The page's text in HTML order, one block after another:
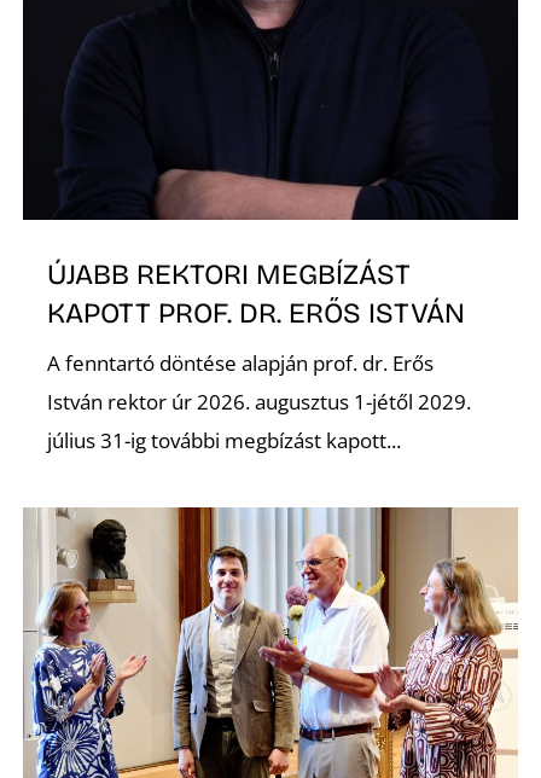
ÚJABB REKTORI MEGBÍZÁST
KAPOTT PROF. DR. ERŐS ISTVÁN
A fenntartó döntése alapján prof. dr. Erős
István rektor úr 2026. augusztus 1-jétől 2029.
július 31-ig további megbízást kapott...